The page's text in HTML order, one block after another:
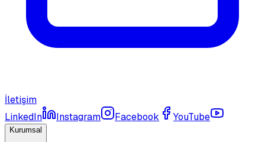
İletişim
LinkedIn
Instagram Facebook YouTube
Kurumsal